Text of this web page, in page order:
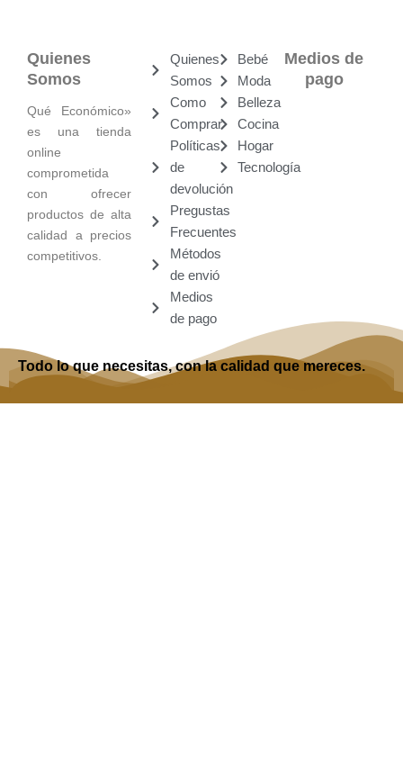
Quienes
Somos
Qué Económico»
es una tienda
online
comprometida
con ofrecer
productos de alta
calidad a precios
competitivos.
Quienes
Somos
Como
Comprar
Políticas
de
devolución
Pregustas
Frecuentes
Métodos
de envió
Medios
de pago
Bebé
Moda
Belleza
Cocina
Hogar
Tecnología
Medios de
pago
Todo lo que necesitas, con la calidad que mereces.